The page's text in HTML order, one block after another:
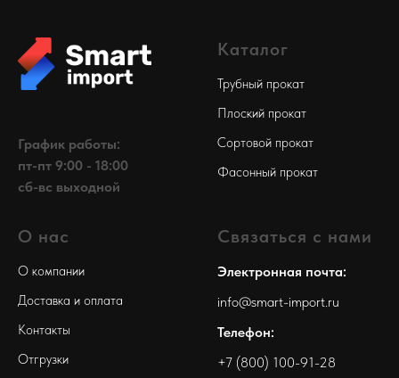
График работы:
пт-пт 9:00 - 18:00
сб-вс выходной
Каталог
Трубный прокат
Плоский прокат
Сортовой прокат
Фасонный прокат
О нас
О компании
Доставка и оплата
Контакты
Отгрузки
Связаться с нами
Электронная почта:
info@smart-import.ru
Телефон:
+7 (800) 100-91-28